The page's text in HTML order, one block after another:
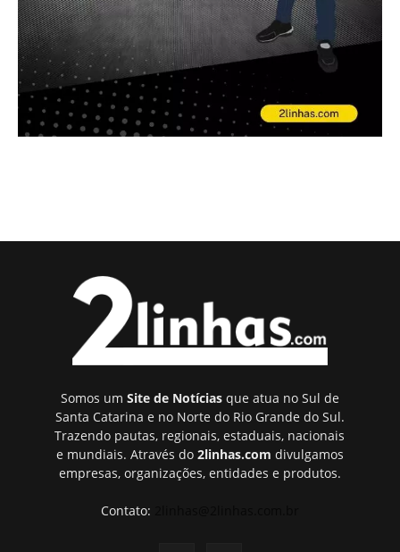
Somos um Site de Notíciasque atua no Sul de
Santa Catarina e no Norte do Rio Grande do Sul.
Trazendo pautas, regionais, estaduais, nacionais
e mundiais. Através do 2linhas.com divulgamos
empresas, organizações, entidades e produtos.
Contato: